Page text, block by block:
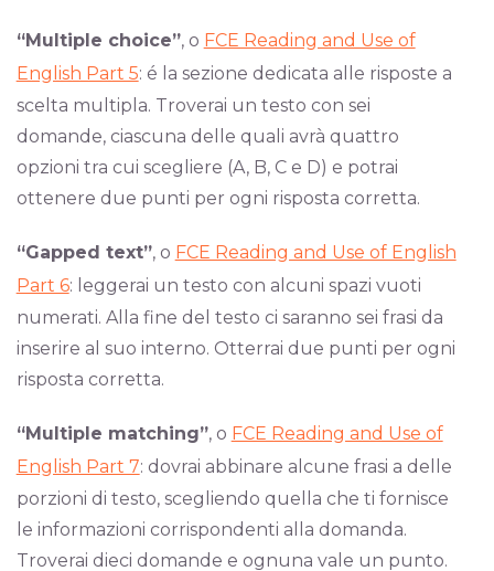
“Multiple choice”, o FCE Reading and Use of
English Part 5: é la sezione dedicata alle risposte a
scelta multipla. Troverai un testo con sei
domande, ciascuna delle quali avrà quattro
opzioni tra cui scegliere (A, B, C e D) e potrai
ottenere due punti per ogni risposta corretta.
“Gapped text”, o FCE Reading and Use of English
Part 6: leggerai un testo con alcuni spazi vuoti
numerati. Alla fine del testo ci saranno sei frasi da
inserire al suo interno. Otterrai due punti per ogni
risposta corretta.
“Multiple matching”, o FCE Reading and Use of
English Part 7: dovrai abbinare alcune frasi a delle
porzioni di testo, scegliendo quella che ti fornisce
le informazioni corrispondenti alla domanda.
Troverai dieci domande e ognuna vale un punto.